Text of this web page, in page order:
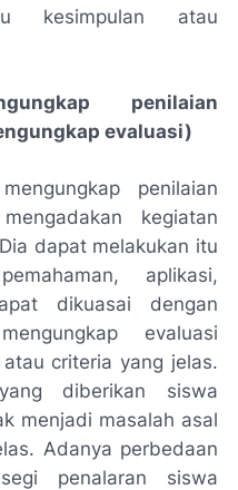
kesimpulan atau
penilaian
evaluasi)
penilaian
kegiatan
dapat melakukan itu
aplikasi,
dikuasai dengan
evaluasi
criteria yang jelas.
diberikan siswa
menjadi masalah asal
Adanya perbedaan
penalaran siswa